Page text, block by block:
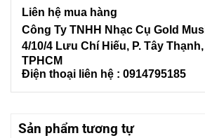
Liên hệ mua hàng
Công Ty TNHH Nhạc Cụ Gold
4/10/4 Lưu Chí Hiếu, P. Tây Thạnh
TPHCM
Điện thoại liên hệ : 0914795185
Sản phẩm tương tự